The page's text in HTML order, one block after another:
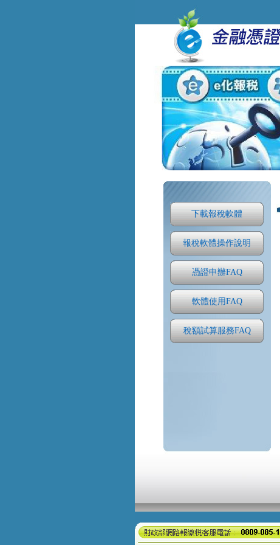
下載報稅軟體
報稅軟體操作說明
憑證申辦FAQ
軟體使用FAQ
稅額試算服務FAQ